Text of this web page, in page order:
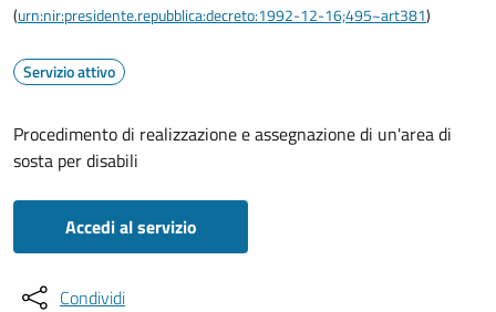
(urn:nir:presidente.repubblica:decreto:1992-12-16;495~art381)
Servizio attivo
Procedimento di realizzazione e assegnazione di un'area di
sosta per disabili
Accedi al servizio
Condividi